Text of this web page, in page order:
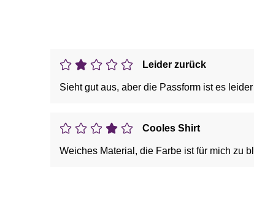
Leider zurück
Sieht gut aus, aber die Passform ist es
Cooles Shirt
Weiches Material, die Farbe ist für mich zu